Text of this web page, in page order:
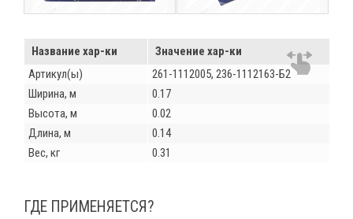
Название хар-ки
Значение хар-ки
Артикул(ы)
261-1112005, 236-1112163-Б2
Ширина, м
0.17
Высота, м
0.02
Длина, м
0.14
Вес, кг
0.31
ГДЕ ПРИМЕНЯЕТСЯ?